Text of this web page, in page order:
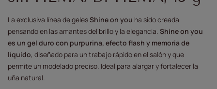
La exclusiva línea de gelesShine on you ha sido creada
pensando en las amantes del brillo y la elegancia. Shine on you
es un gel duro con purpurina, efecto flash y memoria de
líquido, diseñado para un trabajo rápido en el salón y que
permite un modelado preciso. Ideal para alargar y fortalecer la
uña natural.